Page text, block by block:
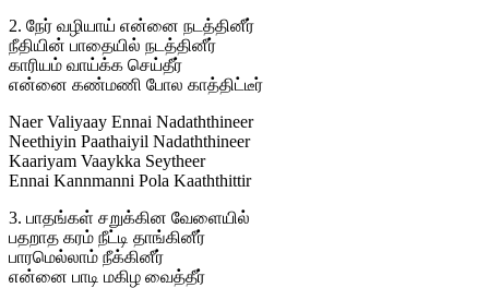
2. நேர் வழியாய் என்னை நடத்தினீர்
நீதியின் பாதையில் நடத்தினீர்
காரியம் வாய்க்க செய்தீர்
என்னை கண்மணி போல காத்திட்டீர்
Naer Valiyaay Ennai Nadaththineer
Neethiyin Paathaiyil Nadaththineer
Kaariyam Vaaykka Seytheer
Ennai Kannmanni Pola Kaaththittir
3. பாதங்கள் சறுக்கின வேளையில்
பதறாத கரம் நீட்டி தாங்கினீர்
பாரமெல்லாம் நீக்கினீர்
என்னை பாடி மகிழ வைத்தீர்